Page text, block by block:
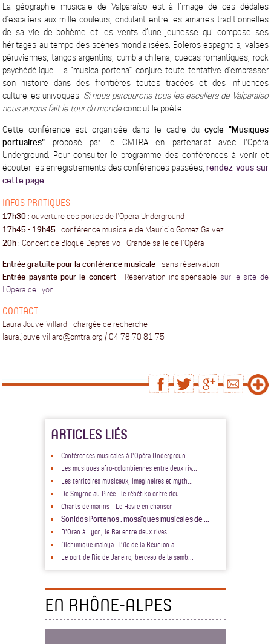
La géographie musicale de Valparaíso est à l’image de ces dédales
d’escaliers aux mille couleurs, ondulant entre les amarres traditionnelles
de sa vie de bohème et les vents d’une jeunesse qui compose ses
héritages au tempo des scènes mondialisées. Boleros espagnols, valses
péruviennes, tangos argentins, cumbia chilena, cuecas romantiques, rock
psychédélique...La “musica portena” conjure toute tentative d’embrasser
son histoire dans des frontières toutes tracées et des influences
culturelles univoques. Si nous parcourons tous les escaliers de Valparaiso
nous aurons fait le tour du mondeconclut le poète.
Cette conférence est organisée dans le cadre ducycle "Musiques
portuaires" proposé par le CMTRA en partenariat avec l'Opéra
Underground. Pour consulter le programme des conférences à venir et
écouter les enregistrements des conférences passées,rendez-vous sur
cette page
INFOS PRATIQUES
17h30 : ouverture des portes de l'Opéra Underground
17h45 - 19h45 : conférence musicale de Mauricio Gomez Galvez
20h : Concert de Bloque Depresivo - Grande salle de l'Opéra
Entrée gratuite pour la conférence musicale - sans réservation
Entrée payante pour le concert- Réservation indispensable sur le site de
l'Opéra de Lyon
CONTACT
Laura Jouve-Villard - chargée de recherche
laura.jouve-villard@cmtra.org / 04 78 70 81 75
ARTICLES LIÉS
Conférences musicales à l'Opéra Undergroun...
Les musiques afro-colombiennes entre deux riv...
Les territoires musicaux, imaginaires et myth...
De Smyrne au Pirée : le rébétiko entre deu...
Chants de marins - Le Havre en chanson
Sonidos Portenos : mosaïques musicales de ...
D'Oran à Lyon, le Raï entre deux rives
Alchimique maloya : l’île de la Réunion a...
Le port de Rio de Janeiro, berceau de la samb...
EN RHÔNE-ALPES